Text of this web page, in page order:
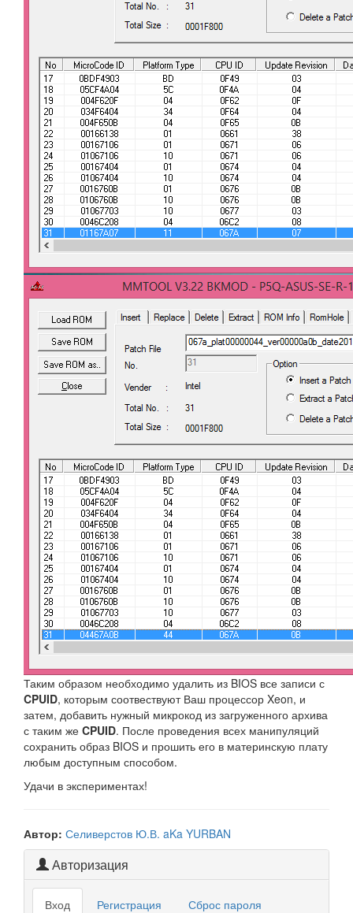
Таким образом необходимо удалить из BIOS все записи с
CPUID, которым соотвествуют Ваш процессор Xeon, и
затем, добавить нужный микрокод из загруженного архива
с таким же CPUID. После проведения всех манипуляций
сохранить образ BIOS и прошить его в материнскую плату
любым доступным способом.
Удачи в экспериментах!
Автор: Селиверстов Ю.В. aKa YURBAN
Авторизация
Вход Регистрация Сброс пароля